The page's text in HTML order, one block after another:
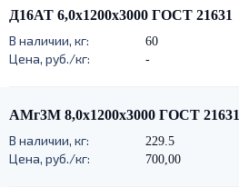
Д16АТ 6,0х1200х3000 ГОСТ 21631
60
-
АМг3М 8,0х1200х3000 ГОСТ 21631
229.5
700,00